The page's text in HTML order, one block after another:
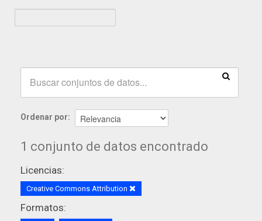
Ordenar por
1 conjunto de datos encontrado
Licencias:
Creative Commons Attribution
Formatos: